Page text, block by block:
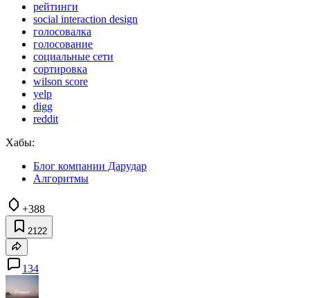
рейтинги
social interaction design
голосовалка
голосование
социальные сети
сортировка
wilson score
yelp
digg
reddit
Хабы:
Блог компании Дарудар
Алгоритмы
+388
2122
134